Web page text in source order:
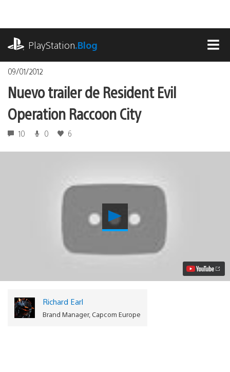
contenido
PlayStation.Blog
09/01/2012
Nuevo trailer de Resident Evil
Operation Raccoon City
10 0 6
Reproducir
Nuevo
trailer
Resident
Raccoon
Richard Earl
Brand Manager, Capcom Europe